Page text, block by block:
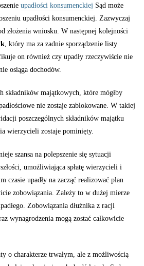
upadłości konsumenckiej Sąd może
upadłości konsumenckiej. Zazwyczaj
złożenia wniosku. W następnej kolejności
, który ma za zadnie sporządzenie listy
on również czy upadły rzeczywiście nie
osiąga dochodów.
składników majątkowych, które mógłby
nie zostaje zablokowane. W takiej
poszczególnych składników majątku
wierzycieli zostaje pominięty.
szansa na polepszenie się sytuacji
umożliwiająca spłatę wierzycieli i
czasie upadły na zacząć realizować plan
zobowiązania. Zależy to w dużej mierze
Zobowiązania dłużnika z racji
wynagrodzenia mogą zostać całkowicie
o charakterze trwałym, ale z możliwością